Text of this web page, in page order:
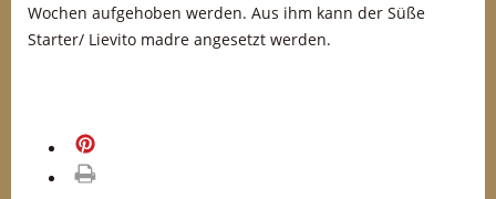
Wochen aufgehoben werden. Aus ihm kann der Süße
Starter/ Lievito madre angesetzt werden.